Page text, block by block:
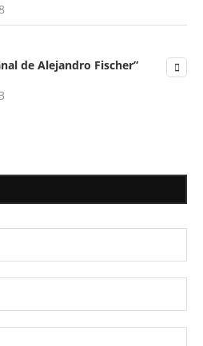
de Alejandro Fischer”